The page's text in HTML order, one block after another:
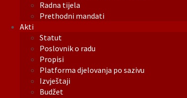
Radna tijela
Prethodni mandati
Akti
Statut
Poslovnik o radu
Propisi
Platforma djelovanja po sazivu
Izvještaji
Budžet